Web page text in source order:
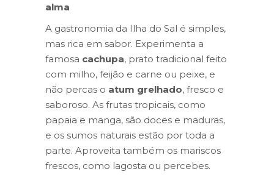
alma
A gastronomia da Ilha do Sal é simples,
mas rica em sabor. Experimenta a
famosa cachupa, prato tradicional feito
com milho, feijão e carne ou peixe, e
não percas o atum grelhado, fresco e
saboroso. As frutas tropicais, como
papaia e manga, são doces e maduras,
e os sumos naturais estão por toda a
parte. Aproveita também os mariscos
frescos, como lagosta ou percebes.